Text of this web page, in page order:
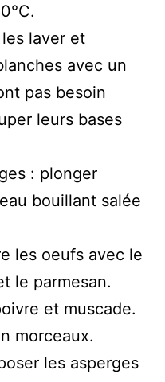
laver et
avec un
pas besoin
leurs bases
: plonger
bouillant salée
les oeufs avec le
le parmesan.
et muscade.
morceaux.
les asperges